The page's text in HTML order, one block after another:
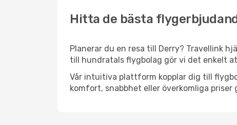
Hitta de bästa
Planerar du en resa till Derry? Travellink
till hundratals flygbolag gör vi det enkelt
Vår intuitiva plattform kopplar dig till
komfort, snabbhet eller överkomliga